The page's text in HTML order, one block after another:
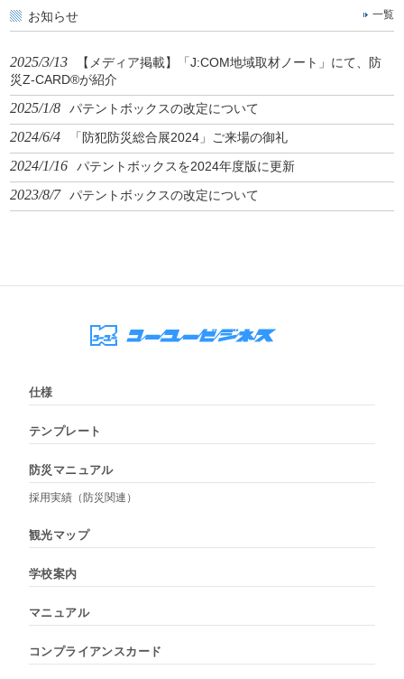
お知らせ 一覧
2025/3/13
【メディア掲載】「J:COM地域取材ノート」にて、防
災Z-CARD®が紹介
2025/1/8 パテントボックスの改定について
2024/6/4 「防犯防災総合展2024」ご来場の御礼
2024/1/16 パテントボックスを2024年度版に更新
2023/8/7 パテントボックスの改定について
仕様
テンプレート
防災マニュアル
採用実績（防災関連）
観光マップ
学校案内
マニュアル
コンプライアンスカード